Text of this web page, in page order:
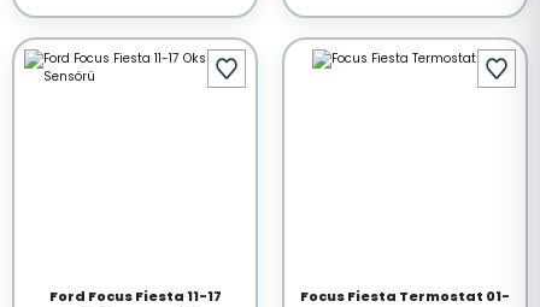
Ford Focus Fiesta 11-17
Focus Fiesta Termostat 01-